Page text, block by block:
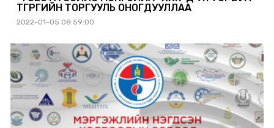
ТӨГРӨГИЙН ТОРГУУЛЬ ОНОГДУУЛЛАА
2022-01-05 08:59:00